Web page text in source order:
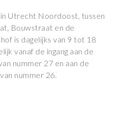
Utrecht Noordoost, tussen
Bouwstraat en de
is dagelijks van 9 tot 18
vanaf de ingang aan de
nummer 27 en aan de
nummer 26.